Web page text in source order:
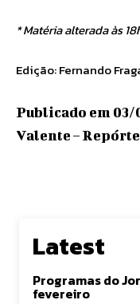
* Matéria alterada às
Edição: Fernando
Publicado em 03/
Valente –
Latest
Programas do
fevereiro